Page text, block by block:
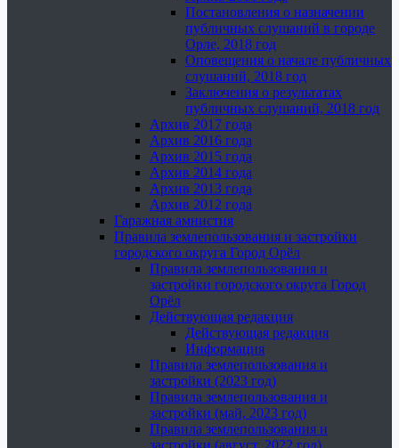
Постановления о назначении
публичных слушаний в городе
Орле, 2018 год
Оповещения о начале публичных
слушаний, 2018 год
Заключения о результатах
публичных слушаний, 2018 год
Архив 2017 года
Архив 2016 года
Архив 2015 года
Архив 2014 года
Архив 2013 года
Архив 2012 года
Гаражная амнистия
Правила землепользования и застройки
городского округа Город Орёл
Правила землепользования и
застройки городского округа Город
Орёл
Действующая редакция
Действующая редакция
Информация
Правила землепользования и
застройки (2023 год)
Правила землепользования и
застройки (май, 2023 год)
Правила землепользования и
застройки (август, 2022 год)